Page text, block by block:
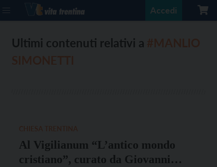
Accedi
Ultimi contenuti relativi a
Al Vigilianum “L’antico mondo
cristiano”, curato da Giovanni